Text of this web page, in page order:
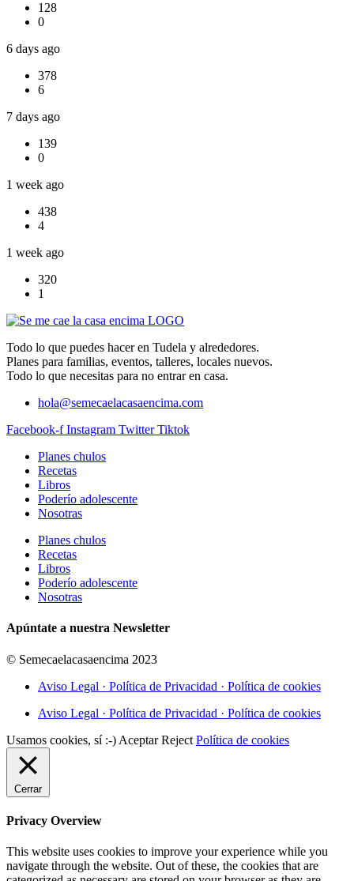
128
0
6 days ago
378
6
7 days ago
139
0
1 week ago
438
4
1 week ago
320
1
Todo lo que puedes hacer en Tudela y alrededores.
Planes para familias, eventos, talleres, locales nuevos.
Todo lo que necesitas para no entrar en casa.
hola@semecaelacasaencima.com
Facebook-f Instagram Twitter Tiktok
Planes chulos
Recetas
Libros
Poderío adolescente
Nosotras
Planes chulos
Recetas
Libros
Poderío adolescente
Nosotras
Apúntate a nuestra Newsletter
© Semecaelacasaencima 2023
Aviso Legal · Política de Privacidad · Política de cookies
Aviso Legal · Política de Privacidad · Política de cookies
Usamos cookies, sí :-) Aceptar Reject Política de cookies
Cerrar
Privacy Overview
This website uses cookies to improve your experience while you
navigate through the website. Out of these, the cookies that are